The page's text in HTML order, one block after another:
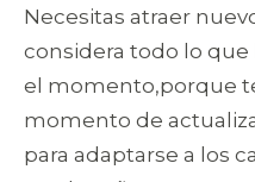
Necesitas atraer
considera todo lo
el momento,porque
momento de
para adaptarse a los